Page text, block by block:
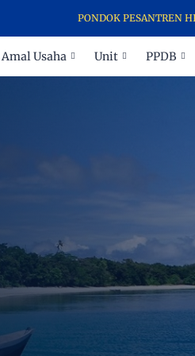
PONDOK PESANTREN
Amal Usaha Unit PPDB